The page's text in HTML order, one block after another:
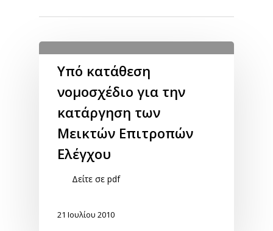
Υπό κατάθεση
νομοσχέδιο για την
κατάργηση των
Μεικτών Επιτροπών
Ελέγχου
Δείτε σε pdf
21 Ιουλίου 2010